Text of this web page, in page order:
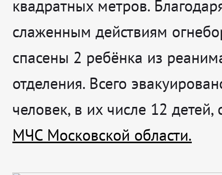
квадратных метров.
слаженным действиям
спасены 2 ребёнка из
отделения. Всего
человек, в их числе 12 детей,
МЧС Московской области.